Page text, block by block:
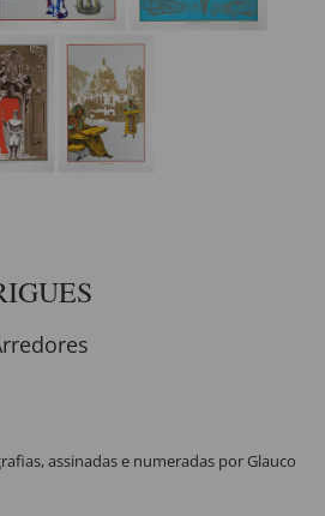
assinadas e numeradas por Glauco